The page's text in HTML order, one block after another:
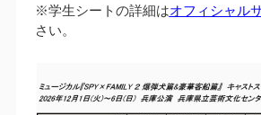
※学生シートの詳細はオフィシャル
さい。